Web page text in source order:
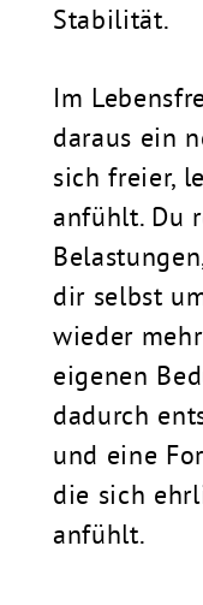
Stabilität.
Im
daraus ein
sich freier,
anfühlt. Du
dir selbst
wieder
eigenen
dadurch
und eine
die sich
anfühlt.